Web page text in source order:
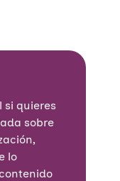
si quieres
sobre
lo